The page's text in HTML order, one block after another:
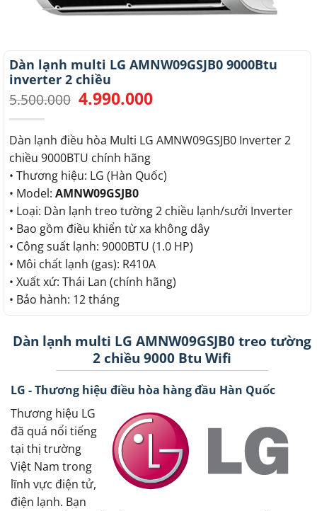
Dàn lạnh multi LG AMNW09GSJB0 9000Btu
inverter 2 chiều
5.500.000 Giá
gốc
5.500.000.
4.990.000Giá
là:
Dàn lạnh điều hòa Multi LG AMNW09GSJB0 Inverter 2
chiều 9000BTU chính hãng
• Thương hiệu: LG (Hàn Quốc)
• Model: AMNW09GSJB0
• Loại: Dàn lạnh treo tường 2 chiều lạnh/sưởi Inverter
• Bao gồm điều khiển từ xa không dây
• Công suất lạnh: 9000BTU (1.0 HP)
• Môi chất lạnh (gas): R410A
• Xuất xứ: Thái Lan (chính hãng)
• Bảo hành: 12 tháng
Dàn lạnh multi LG AMNW09GSJB0 treo tường
2 chiều 9000 Btu Wifi
LG - Thương hiệu điều hòa hàng đầu Hàn Quốc
Thương hiệu LG
đã quá nổi tiếng
tại thị trường
Việt Nam trong
lĩnh vực điện tử,
điện lạnh. Bạn